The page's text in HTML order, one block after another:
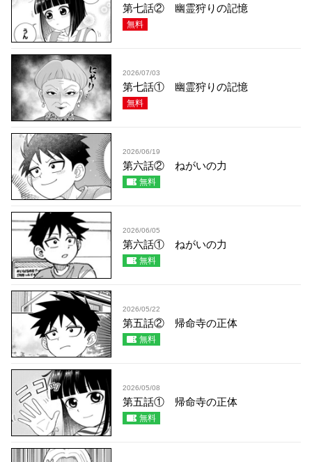
第七話② 幽霊狩りの記憶
無料
2026/07/03
第七話① 幽霊狩りの記憶
無料
2026/06/19
第六話② ねがいの力
無料
2026/06/05
第六話① ねがいの力
無料
2026/05/22
第五話② 帰命寺の正体
無料
2026/05/08
第五話① 帰命寺の正体
無料